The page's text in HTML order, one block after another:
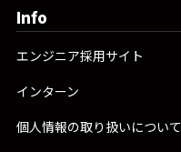
Info
エンジニア採用サイト
インターン
個人情報の取り扱いについて